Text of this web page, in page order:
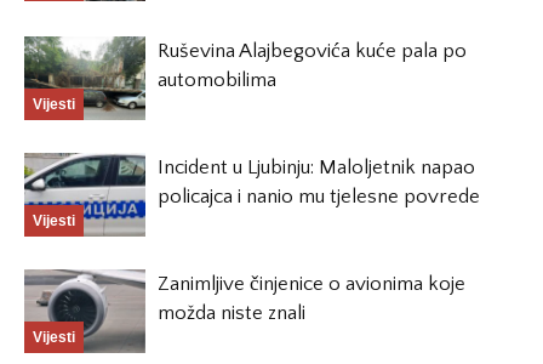
Vijesti
Ruševina Alajbegovića kuće pala po
automobilima
Vijesti
Incident u Ljubinju: Maloljetnik napao
policajca i nanio mu tjelesne povrede
Vijesti
Zanimljive činjenice o avionima koje
možda niste znali